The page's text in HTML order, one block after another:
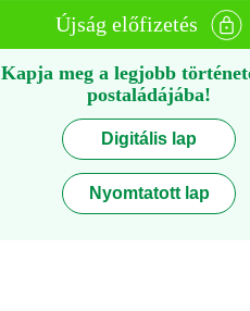
Újság előfizetés
Kapja meg a legjobb
postaládájába!
Digitális lap
Nyomtatott lap